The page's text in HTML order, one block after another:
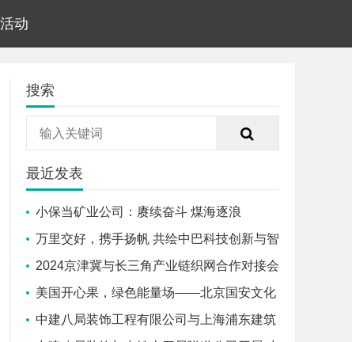
动
搜索
最近发表
小保当矿业公司：赓续奋斗 煤海逐浪
启“新”程
万里交好，携手扬帆 共绘中巴科技创新与智
慧城市新篇章
2024京津冀与长三角产业链织网合作对接会
在沪成功召开
美国开心果，绿色能量场——北京国安文化
体验之旅
中建八局装饰工程有限公司与上海浦东建筑